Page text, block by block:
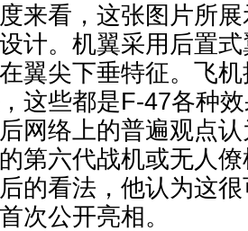
来看，这张图片所
计。机翼采用后置
翼尖下垂特征。飞
这些都是F-47各种
网络上的普遍观点
第六代战机或无人
的看法，他认为这
次公开亮相。